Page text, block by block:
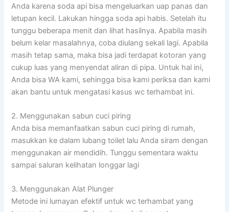
Anda karena soda api bisa mengeluarkan uap panas dan
letupan kecil. Lakukan hingga soda api habis. Setelah itu
tunggu beberapa menit dan lihat hasilnya. Apabila masih
belum kelar masalahnya, coba diulang sekali lagi. Apabila
masih tetap sama, maka bisa jadi terdapat kotoran yang
cukup luas yang menyendat aliran di pipa. Untuk hal ini,
Anda bisa WA kami, sehingga bisa kami periksa dan kami
akan bantu untuk mengatasi kasus wc terhambat ini.
2. Menggunakan sabun cuci piring
Anda bisa memanfaatkan sabun cuci piring di rumah,
masukkan ke dalam lubang toilet lalu Anda siram dengan
menggunakan air mendidih. Tunggu sementara waktu
sampai saluran kelihatan longgar lagi
3. Menggunakan Alat Plunger
Metode ini lumayan efektif untuk wc terhambat yang